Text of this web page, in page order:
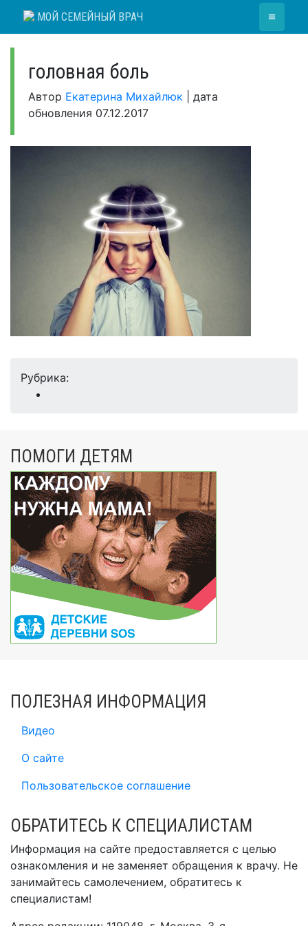
МОЙ СЕМЕЙНЫЙ ВРАЧ ≡
головная боль
Автор Екатерина Михайлюк
дата
обновления 07.12.2017
Рубрика:
ПОМОГИ ДЕТЯМ
ПОЛЕЗНАЯ ИНФОРМАЦИЯ
Видео
О сайте
Пользовательское соглашение
ОБРАТИТЕСЬ К СПЕЦИАЛИСТАМ
Информация на сайте предоставляется с целью
ознакомления и не заменяет обращения к врачу. Не
занимайтесь самолечением, обратитесь к
специалистам!